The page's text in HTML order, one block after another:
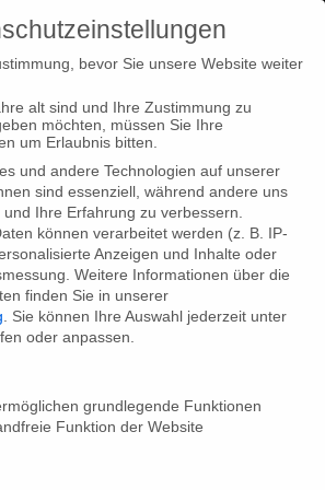
Erfolgreicher Startschuss für
– schon jetzt über 10.000
Startschuss für
– schon jetzt
Kinobesucher!
bevor Sie unsere Website weiter
alt sind und Ihre Zustimmung zu
möchten, müssen Sie Ihre
um Erlaubnis bitten.
und andere Technologien auf unserer
sind essenziell, während andere uns
Ihre Erfahrung zu verbessern.
können verarbeitet werden (z. B. IP-
Anzeigen und Inhalte oder
Weitere Informationen über die
finden Sie in unserer
Sie können Ihre Auswahl jederzeit unter
oder anpassen.
grundlegende Funktionen
Funktion der Website